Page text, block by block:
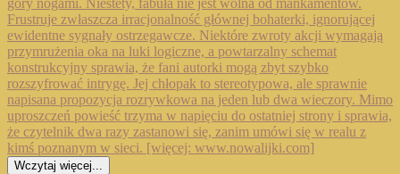
Wczytaj więcej...